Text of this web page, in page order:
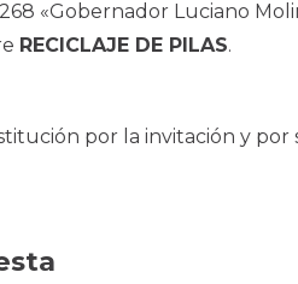
«Gobernador Luciano
RECICLAJE DE PILAS.
por la invitación y por